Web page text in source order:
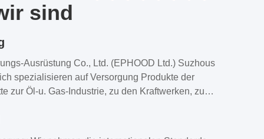
sind
Ausrüstung Co., Ltd. (EPHOOD Ltd.) Suzhous
spezialisieren auf Versorgung Produkte der
zur Öl-u. Gas-Industrie, zu den Kraftwerken, zu
System. Unsere beträchtlichen